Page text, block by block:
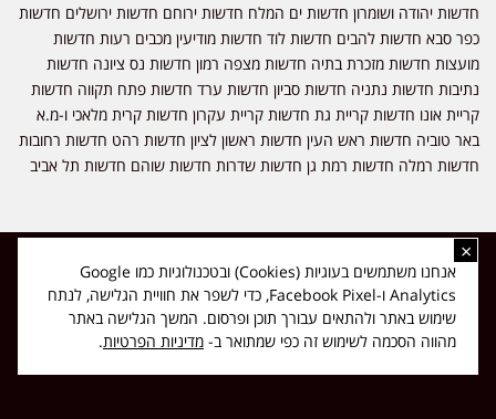
חדשות יהודה ושומרון חדשות ים המלח חדשות ירוחם חדשות ירושלים חדשות
כפר סבא חדשות להבים חדשות לוד חדשות מודיעין מכבים רעות חדשות
מועצות חדשות מזכרת בתיה חדשות מצפה רמון חדשות נס ציונה חדשות
נתיבות חדשות נתניה חדשות סביון חדשות ערד חדשות פתח תקווה חדשות
קריית אונו חדשות קריית גת חדשות קריית עקרון חדשות קרית מלאכי ו-מ.א
באר טוביה חדשות ראש העין חדשות ראשון לציון חדשות רהט חדשות רחובות
חדשות רמלה חדשות רמת גן חדשות שדרות חדשות שוהם חדשות תל אביב
כל הזכויות שמורות ל-ליזה ללוצאשווילי - חדשות אפס שמונה - דיווחים בזמן
אמת, נוסד בשנת 2019 | טל' לפרסומים 054-9759222 מייל מערכת
news08.net@gmail.com
Made with ❤ byDIGITA
×
אנחנו משתמשים בעוגיות (Cookies) ובטכנולוגיות כמו Google
Analytics ו-Facebook Pixel, כדי לשפר את חוויית הגלישה, לנתח
שימוש באתר ולהתאים עבורך תוכן ופרסום. המשך הגלישה באתר
מהווה הסכמה לשימוש זה כפי שמתואר ב- מדיניות הפרטיות.